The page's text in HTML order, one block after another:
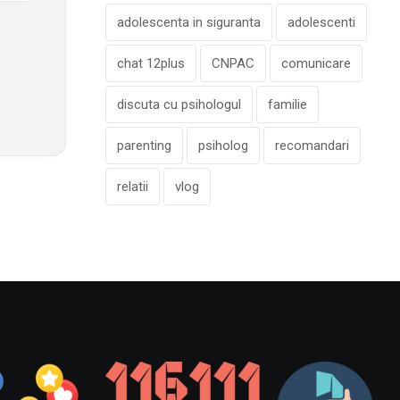
adolescenta in siguranta adolescenti
chat 12plus CNPAC comunicare
discuta cu psihologul familie
parenting psiholog recomandari
relatii vlog